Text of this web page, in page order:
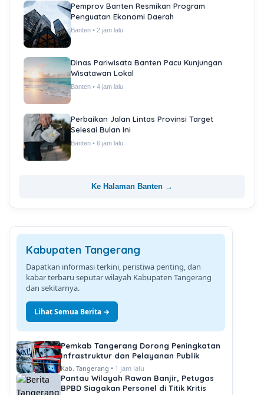
Pemprov Banten Resmikan Program
Penguatan Ekonomi Daerah
Banten • 2 jam lalu
Dinas Pariwisata Banten Pacu Kunjungan
Wisatawan Lokal
Banten • 4 jam lalu
Perbaikan Jalan Lintas Provinsi Target
Selesai Bulan Ini
Banten • 6 jam lalu
Ke Halaman Banten →
Kabupaten Tangerang
Dapatkan informasi terkini, peristiwa penting, dan
kabar terbaru seputar wilayah Kabupaten Tangerang
dan sekitarnya.
Lihat Semua Berita →
Pemkab Tangerang Dorong Peningkatan
Infrastruktur dan Pelayanan Publik
Kab. Tangerang • 1 jam lalu
Pantau Wilayah Rawan Banjir, Petugas
BPBD Siagakan Personel di Titik Kritis